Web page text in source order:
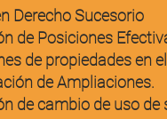
Derecho Sucesorio
de Posiciones
de propiedades en
de Ampliaciones.
de cambio de uso de